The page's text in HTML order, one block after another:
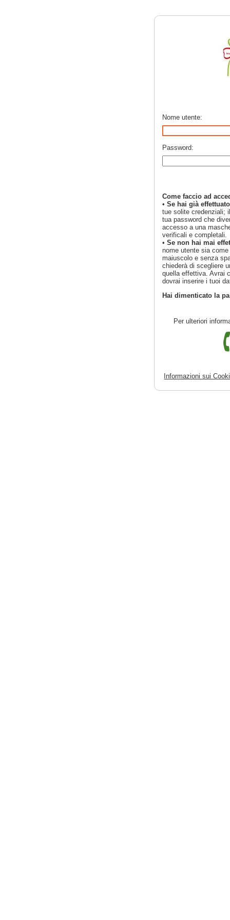
Come faccio ad
Se hai già effettuato
Nome utente:
Password:
Come faccio ad
• Se hai già
tue solite credenziali;
tua password che
accesso a una
verificali e completali.
• Se non hai mai
nome utente sia
maiuscolo e senza
chiederà di scegliere
quella effettiva. Avrai
dovrai inserire i tuoi
Hai dimenticato la
Per ulteriori
Informazioni sui